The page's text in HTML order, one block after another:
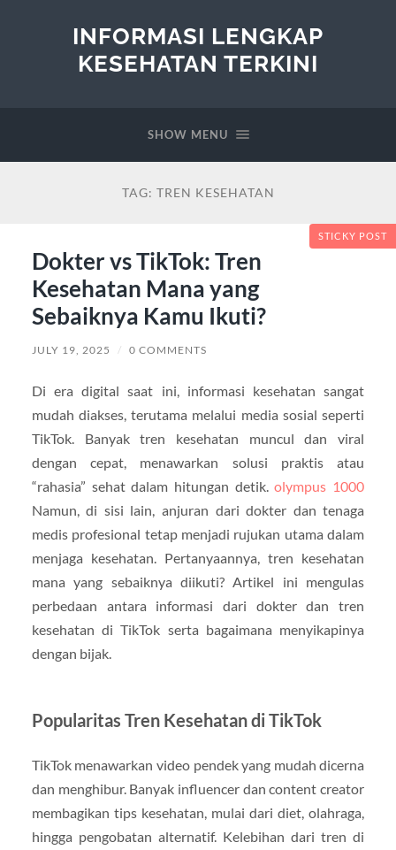
INFORMASI LENGKAP
KESEHATAN TERKINI
SHOW MENU
TAG: TREN KESEHATAN
STICKY POST
Dokter vs TikTok: Tren
Kesehatan Mana yang
Sebaiknya Kamu Ikuti?
JULY 19, 2025 / 0 COMMENTS
Di era digital saat ini, informasi kesehatan sangat
mudah diakses, terutama melalui media sosial seperti
TikTok. Banyak tren kesehatan muncul dan viral
dengan cepat, menawarkan solusi praktis atau
“rahasia” sehat dalam hitungan detik.olympus 1000
Namun, di sisi lain, anjuran dari dokter dan tenaga
medis profesional tetap menjadi rujukan utama dalam
menjaga kesehatan. Pertanyaannya, tren kesehatan
mana yang sebaiknya diikuti? Artikel ini mengulas
perbedaan antara informasi dari dokter dan tren
kesehatan di TikTok serta bagaimana menyikapinya
dengan bijak.
Popularitas Tren Kesehatan di TikTok
TikTok menawarkan video pendek yang mudah dicerna
dan menghibur. Banyak influencer dan content creator
membagikan tips kesehatan, mulai dari diet, olahraga,
hingga pengobatan alternatif. Kelebihan dari tren di